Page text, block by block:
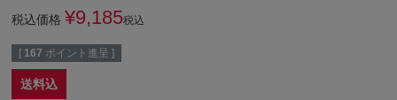
税込価格 ¥9,185税込
[ 167 ポイント進呈 ]
送料込